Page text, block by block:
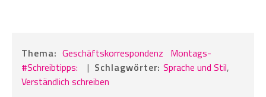
Thema: Geschäftskorrespondenz Montags-
#Schreibtipps:
| Schlagwörter:Sprache und Stil,
Verständlich schreiben